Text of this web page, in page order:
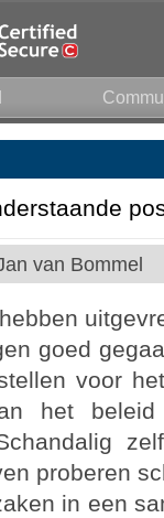
van Bommel
goed
voor
het
proberen
in een